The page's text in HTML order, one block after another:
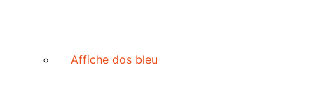
Affiche dos bleu